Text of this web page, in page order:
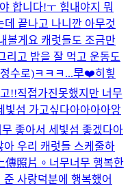
합니다!ㅜ 힘내야지 뭐
끝나고 나니깐 아무것
볼게요 캐럿들도 조금만
리고 밥을 잘 먹고 운동도
수로)ㅋㅋㅋ...早❤️히힣
!!직접가진못했지만 너무
빛섬 가고싶다아아아아앙
좋아서 세빛섬 좋겠다아
우리 캐럿들 스케줄하
傳照片。 너무너무 행복한
사랑덕분에 행복했어